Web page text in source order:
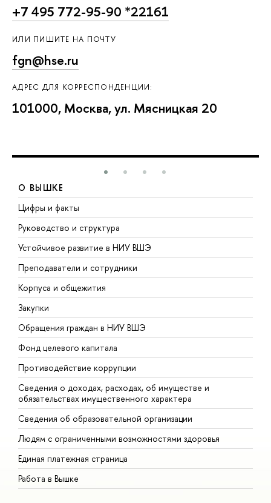
+7 495 772-95-90 *22161
ИЛИ ПИШИТЕ НА ПОЧТУ
fgn@hse.ru
АДРЕС ДЛЯ КОРРЕСПОНДЕНЦИИ:
101000, Москва, ул. Мясницкая 20
О ВЫШКЕ
Цифры и факты
Руководство и структура
Устойчивое развитие в НИУ ВШЭ
Преподаватели и сотрудники
Корпуса и общежития
Закупки
Обращения граждан в НИУ ВШЭ
Фонд целевого капитала
Противодействие коррупции
Сведения о доходах, расходах, об имуществе и
обязательствах имущественного характера
Сведения об образовательной организации
Людям с ограниченными возможностями здоровья
Единая платежная страница
Работа в Вышке